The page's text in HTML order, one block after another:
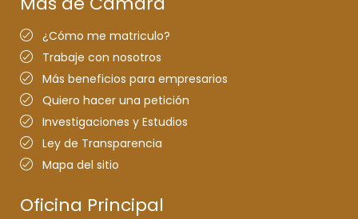
¿Cómo me matriculo?
Trabaje con nosotros
Más beneficios para empresarios
Quiero hacer una petición
Investigaciones y Estudios
Ley de Transparencia
Mapa del sitio
Oficina Principal